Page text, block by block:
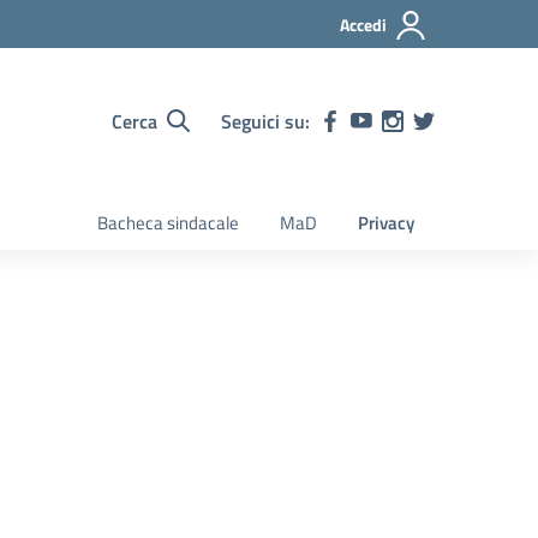
Accedi
Cerca Seguici su:
Bacheca sindacale MaD Privacy